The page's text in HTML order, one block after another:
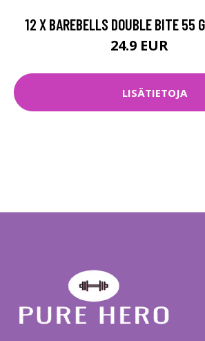
12 X BAREBELLS DOUBLE BITE 55
24.9 EUR
LISÄTIETOJA